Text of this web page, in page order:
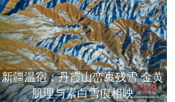
新疆温宿：丹霞山峦裹残雪 金黄
肌理与素白雪痕相映